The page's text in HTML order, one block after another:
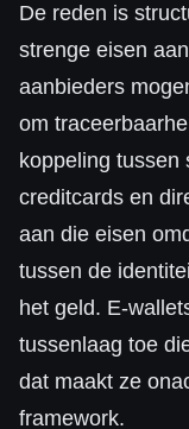
De reden is
strenge eisen
aanbieders
om
koppeling tussen
creditcards en
aan die eisen
tussen de
het geld. E-
tussenlaag toe
dat maakt ze
framework.